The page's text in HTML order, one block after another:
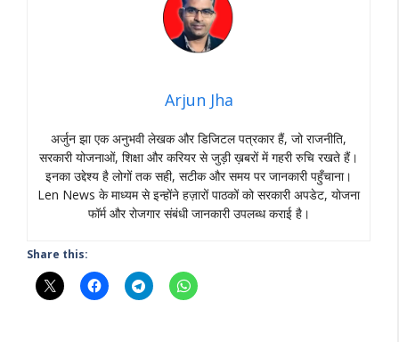
Arjun Jha
अर्जुन झा एक अनुभवी लेखक और डिजिटल पत्रकार हैं, जो राजनीति,
सरकारी योजनाओं, शिक्षा और करियर से जुड़ी ख़बरों में गहरी रुचि रखते हैं।
इनका उद्देश्य है लोगों तक सही, सटीक और समय पर जानकारी पहुँचाना।
Len News के माध्यम से इन्होंने हज़ारों पाठकों को सरकारी अपडेट, योजना
फॉर्म और रोजगार संबंधी जानकारी उपलब्ध कराई है।
Share this: